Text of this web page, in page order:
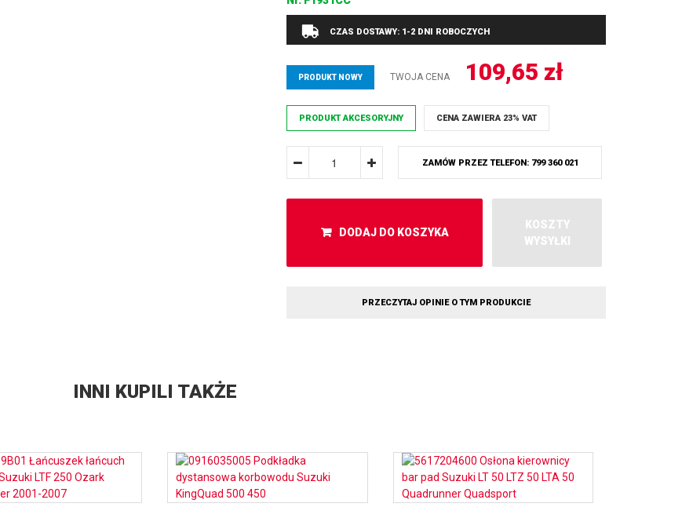
CZAS DOSTAWY: 1-2 DNI ROBOCZYCH
PRODUKT NOWY TWOJA CENA 109,65 zł
PRODUKT AKCESORYJNY CENA ZAWIERA 23% VAT
ZAMÓW PRZEZ TELEFON: 799 360 021
DODAJ DO KOSZYKA
KOSZTY
WYSYŁKI
PRZECZYTAJ OPINIE O TYM PRODUKCIE
INNI KUPILI TAKŻE